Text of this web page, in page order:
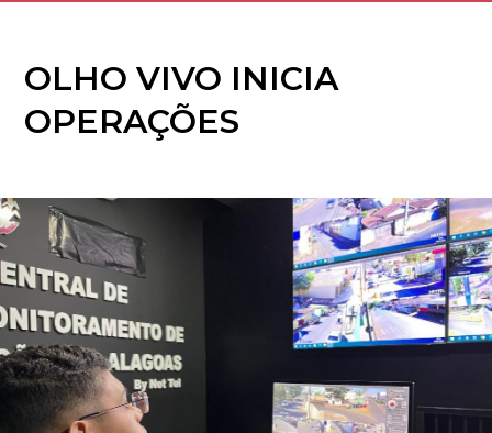
OLHO VIVO INICIA
OPERAÇÕES